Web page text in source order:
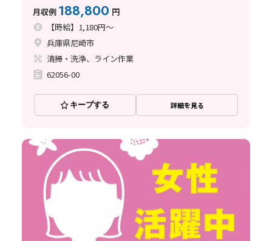
月収例 188,800 円
【時給】1,180円～
兵庫県尼崎市
清掃・洗浄、ライン作業
62056-00
キープする 詳細を見る